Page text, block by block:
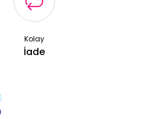
Kolay
İade